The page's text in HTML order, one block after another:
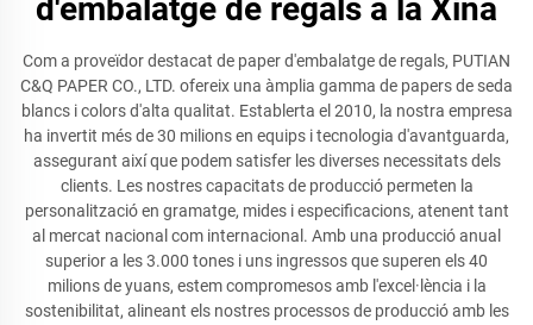
d'embalatge de regals a la Xina
Com a proveïdor destacat de paper d'embalatge de regals, PUTIAN
C&Q PAPER CO., LTD. ofereix una àmplia gamma de papers de seda
blancs i colors d'alta qualitat. Establerta el 2010, la nostra empresa
ha invertit més de 30 milions en equips i tecnologia d'avantguarda,
assegurant així que podem satisfer les diverses necessitats dels
clients. Les nostres capacitats de producció permeten la
personalització en gramatge, mides i especificacions, atenent tant
al mercat nacional com internacional. Amb una producció anual
superior a les 3.000 tones i uns ingressos que superen els 40
milions de yuans, estem compromesos amb l'excel·lència i la
sostenibilitat, alineant els nostres processos de producció amb les